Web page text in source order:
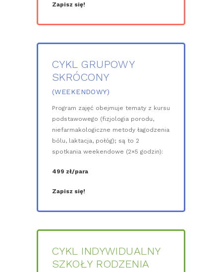
Zapisz się!
CYKL GRUPOWY
SKRÓCONY
(WEEKENDOWY)
Program zajęć obejmuje tematy z kursu
podstawowego (fizjologia porodu,
niefarmakologiczne metody łagodzenia
bólu, laktacja, połóg); są to 2
spotkania weekendowe (2×5 godzin):
499 zł/para
Zapisz się!
CYKL INDYWIDUALNY
SZKOŁY RODZENIA